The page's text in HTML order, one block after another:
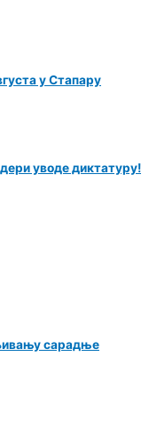
у Стапару
уводе диктатуру!
сарадње